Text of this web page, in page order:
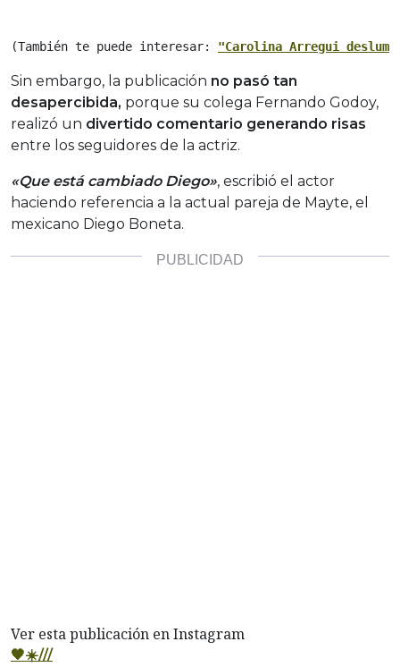
(También te puede interesar: "Carolina Arregui
Sin embargo, la publicación no pasó tan
desapercibida, porque su colega Fernando Godoy,
realizó un divertido comentario generando risas
entre los seguidores de la actriz.
«Que está cambiado Diego», escribió el actor
haciendo referencia a la actual pareja de Mayte, el
mexicano Diego Boneta.
Ver esta publicación en Instagram
🖤☀️///